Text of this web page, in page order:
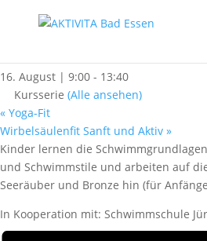
« Alle Kurse
16. August | 9:00 - 13:40
Kursserie (Alle ansehen)
« Yoga-Fit
Wirbelsäulenfit Sanft und Aktiv »
Kinder lernen die
und Schwimmstile und arbeiten auf
Seeräuber und Bronze hin (für
In Kooperation mit: Schwimmschule